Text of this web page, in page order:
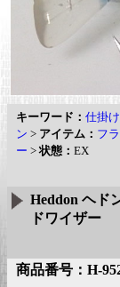
キーワード： 仕掛
ン > アイテム： フ
ー >状態： EX
Heddon ヘド
ドワイザー
商品番号：H-